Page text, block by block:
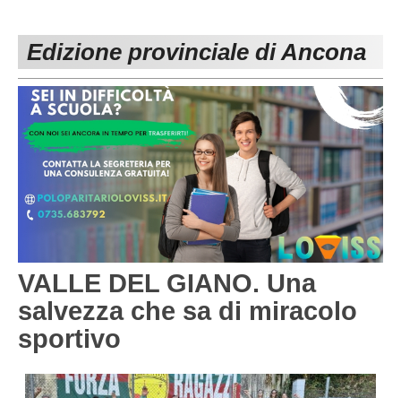
Carica la tua Rosa
1^ CATEGORIA
2^ CATEGORIA
3^ CATEGORIA
GIOVANILI
Edizione provinciale di Ancona
VALLE DEL GIANO. Una
salvezza che sa di miracolo
sportivo